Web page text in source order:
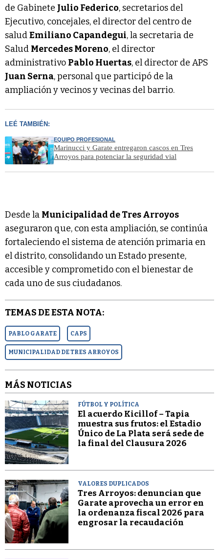
de Gabinete Julio Federico, secretarios del
Ejecutivo, concejales, el director del centro de
saludEmiliano Capandegui, la secretaria de
Salud Mercedes Moreno, el director
administrativo Pablo Huertas, el director de APS
Juan Serna, personal que participó de la
ampliación y vecinos y vecinas del barrio.
LEÉ TAMBIÉN:
EQUIPO PROFESIONAL
Marinucci y Garate entregaron cascos en Tres
Arroyos para potenciar la seguridad vial
Desde la Municipalidad de Tres Arroyos
aseguraron que, con esta ampliación, se continúa
fortaleciendo el sistema de atención primaria en
el distrito, consolidando un Estado presente,
accesible y comprometido con el bienestar de
cada uno de sus ciudadanos.
TEMAS DE ESTA NOTA:
PABLO GARATE CAPS
MUNICIPALIDAD DE TRES ARROYOS
MÁS NOTICIAS
FÚTBOL Y POLÍTICA
El acuerdo Kicillof – Tapia
muestra sus frutos: el Estadio
Único de La Plata será sede de
la final del Clausura 2026
VALORES DUPLICADOS
Tres Arroyos: denuncian que
Garate aprovecha un error en
la ordenanza fiscal 2026 para
engrosar la recaudación